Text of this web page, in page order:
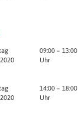
09:00 – 13:00
Uhr
14:00 – 18:00
Uhr